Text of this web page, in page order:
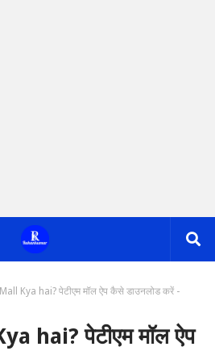
Kya hai? पेटीएम मॉल ऐप कैसे डाउनलोड करें -
hai? पेटीएम मॉल ऐप